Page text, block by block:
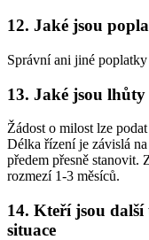
12. Jaké jsou
Správní ani jiné
13. Jaké jsou
Žádost o milost lze
Délka řízení je závislá
předem přesně stanovit.
rozmezí 1-3 měsíců.
14. Kteří jsou další
situace